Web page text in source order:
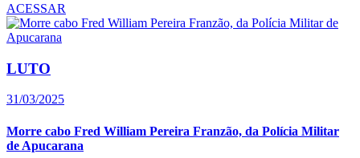
ACESSAR
LUTO
31/03/2025
Morre cabo Fred William Pereira Franzão, da Polícia Militar
de Apucarana